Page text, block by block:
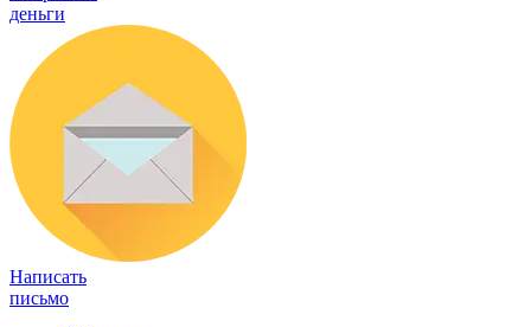
деньги
Написать
письмо